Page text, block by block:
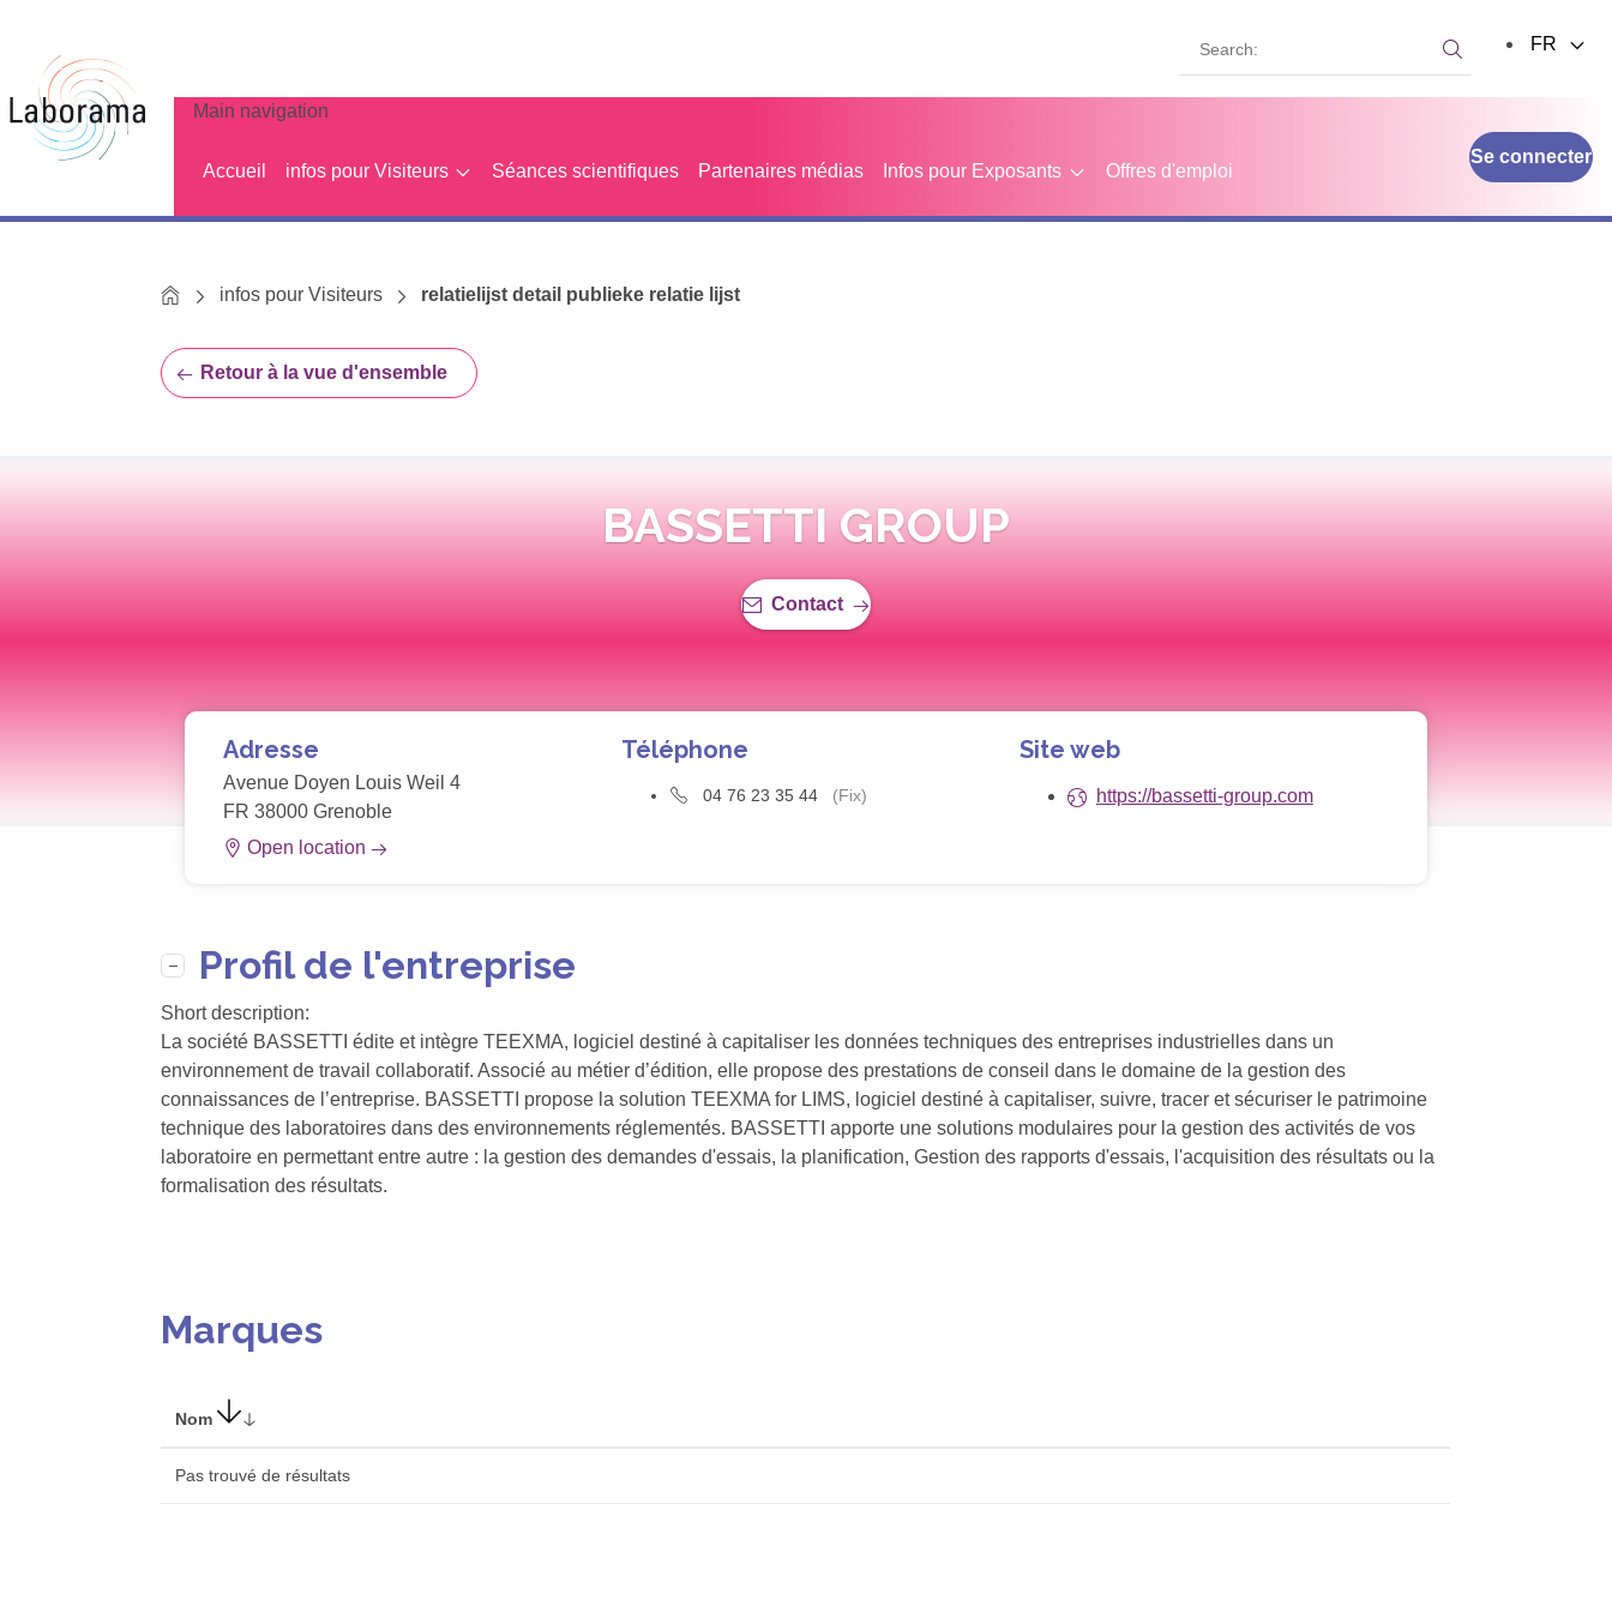
Main navigation
Accueil infos pour Visiteurs Séances scientifiques Partenaires médias Infos pour Exposants Offres d'emploi
Se connecter
Search:
FR
Homeinfos pour Visiteurs relatielijst detail publieke relatie lijst
Retour à la vue d'ensemble
BASSETTI GROUP
Contact
Adresse
Avenue Doyen Louis Weil 4
FR 38000 Grenoble
Open location
Téléphone
04 76 23 35 44 (Fix)
Site web
https://bassetti-group.com
Profil de l'entreprise
Short description:
La société BASSETTI édite et intègre TEEXMA, logiciel destiné à capitaliser les données techniques des entreprises industrielles dans un
environnement de travail collaboratif. Associé au métier d’édition, elle propose des prestations de conseil dans le domaine de la gestion des
connaissances de l’entreprise. BASSETTI propose la solution TEEXMA for LIMS, logiciel destiné à capitaliser, suivre, tracer et sécuriser le patrimoine
technique des laboratoires dans des environnements réglementés. BASSETTI apporte une solutions modulaires pour la gestion des activités de vos
laboratoire en permettant entre autre : la gestion des demandes d'essais, la planification, Gestion des rapports d'essais, l'acquisition des résultats ou la
formalisation des résultats.
Marques
Nom
Pas trouvé de résultats